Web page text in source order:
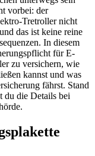
vorbei: der
Tretroller nicht
das ist keine reine
In diesem
für E-
zu versichern, wie
kannst und was
fährst. Stand
du die Details bei